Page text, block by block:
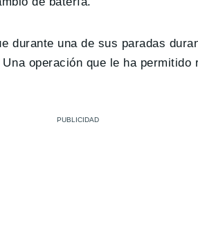
durante una de sus paradas
operación que le ha permitido